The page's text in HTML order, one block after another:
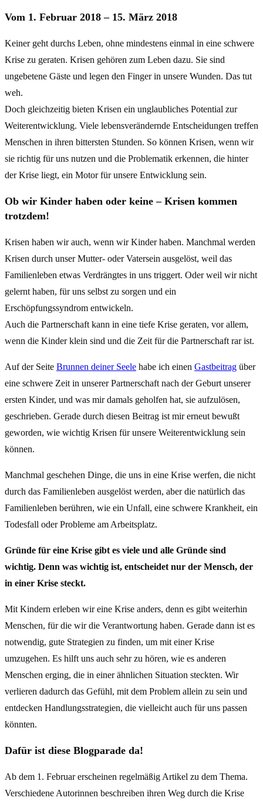
Vom 1. Februar 2018 – 15. März 2018
Keiner geht durchs Leben, ohne mindestens einmal in eine schwere
Krise zu geraten. Krisen gehören zum Leben dazu. Sie sind
ungebetene Gäste und legen den Finger in unsere Wunden. Das tut
weh.
Doch gleichzeitig bieten Krisen ein unglaubliches Potential zur
Weiterentwicklung. Viele lebensverändernde Entscheidungen treffen
Menschen in ihren bittersten Stunden. So können Krisen, wenn wir
sie richtig für uns nutzen und die Problematik erkennen, die hinter
der Krise liegt, ein Motor für unsere Entwicklung sein.
Ob wir Kinder haben oder keine – Krisen kommen
trotzdem!
Krisen haben wir auch, wenn wir Kinder haben. Manchmal werden
Krisen durch unser Mutter- oder Vatersein ausgelöst, weil das
Familienleben etwas Verdrängtes in uns triggert. Oder weil wir nicht
gelernt haben, für uns selbst zu sorgen und ein
Erschöpfungssyndrom entwickeln.
Auch die Partnerschaft kann in eine tiefe Krise geraten, vor allem,
wenn die Kinder klein sind und die Zeit für die Partnerschaft rar ist.
Auf der Seite Brunnen deiner Seele habe ich einen Gastbeitrag über
eine schwere Zeit in unserer Partnerschaft nach der Geburt unserer
ersten Kinder, und was mir damals geholfen hat, sie aufzulösen,
geschrieben. Gerade durch diesen Beitrag ist mir erneut bewußt
geworden, wie wichtig Krisen für unsere Weiterentwicklung sein
können.
Manchmal geschehen Dinge, die uns in eine Krise werfen, die nicht
durch das Familienleben ausgelöst werden, aber die natürlich das
Familienleben berühren, wie ein Unfall, eine schwere Krankheit, ein
Todesfall oder Probleme am Arbeitsplatz.
Gründe für eine Krise gibt es viele und alle Gründe sind
wichtig. Denn was wichtig ist, entscheidet nur der Mensch, der
in einer Krise steckt.
Mit Kindern erleben wir eine Krise anders, denn es gibt weiterhin
Menschen, für die wir die Verantwortung haben. Gerade dann ist es
notwendig, gute Strategien zu finden, um mit einer Krise
umzugehen. Es hilft uns auch sehr zu hören, wie es anderen
Menschen erging, die in einer ähnlichen Situation steckten. Wir
verlieren dadurch das Gefühl, mit dem Problem allein zu sein und
entdecken Handlungsstrategien, die vielleicht auch für uns passen
könnten.
Dafür ist diese Blogparade da!
Ab dem 1. Februar erscheinen regelmäßig Artikel zu dem Thema.
Verschiedene Autorinnen beschreiben ihren Weg durch die Krise